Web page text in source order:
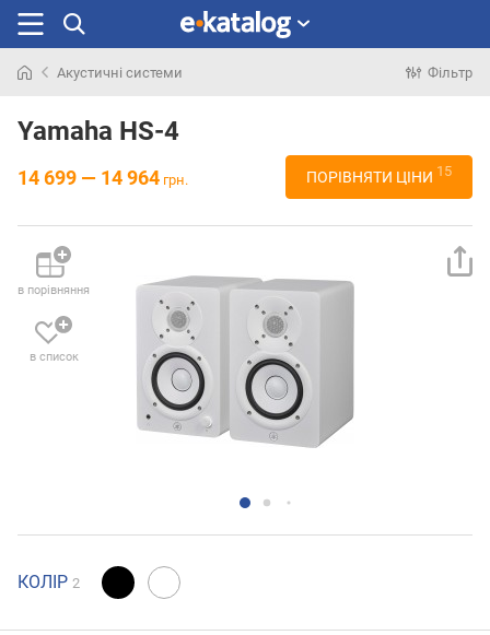
раніше
Акустичні системи Фільтр
Yamaha HS-4
14 699 — 14 964 грн. ПОРІВНЯТИ ЦІНИ 15
в порівняння
в список
КОЛІР 2